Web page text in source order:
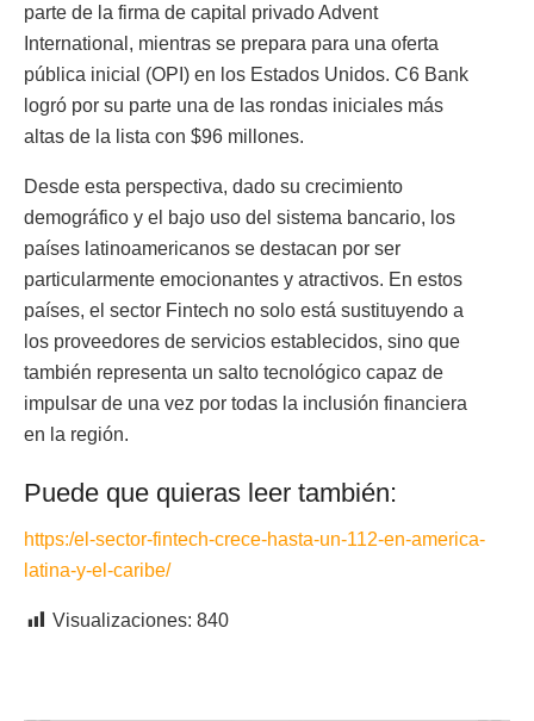
parte de la firma de capital privado Advent
International, mientras se prepara para una oferta
pública inicial (OPI) en los Estados Unidos. C6 Bank
logró por su parte una de las rondas iniciales más
altas de la lista con $96 millones.
Desde esta perspectiva, dado su crecimiento
demográfico y el bajo uso del sistema bancario, los
países latinoamericanos se destacan por ser
particularmente emocionantes y atractivos. En estos
países, el sector Fintech no solo está sustituyendo a
los proveedores de servicios establecidos, sino que
también representa un salto tecnológico capaz de
impulsar de una vez por todas la inclusión financiera
en la región.
Puede que quieras leer también:
https:/el-sector-fintech-crece-hasta-un-112-en-america-
latina-y-el-caribe/
Visualizaciones: 840